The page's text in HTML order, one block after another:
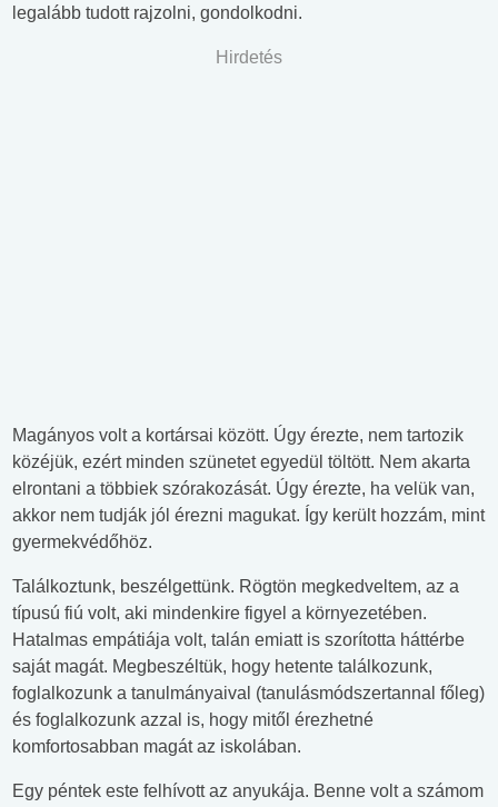
legalább tudott rajzolni, gondolkodni.
Hirdetés
Magányos volt a kortársai között. Úgy érezte, nem tartozik
közéjük, ezért minden szünetet egyedül töltött. Nem akarta
elrontani a többiek szórakozását. Úgy érezte, ha velük van,
akkor nem tudják jól érezni magukat. Így került hozzám, mint
gyermekvédőhöz.
Találkoztunk, beszélgettünk. Rögtön megkedveltem, az a
típusú fiú volt, aki mindenkire figyel a környezetében.
Hatalmas empátiája volt, talán emiatt is szorította háttérbe
saját magát. Megbeszéltük, hogy hetente találkozunk,
foglalkozunk a tanulmányaival (tanulásmódszertannal főleg)
és foglalkozunk azzal is, hogy mitől érezhetné
komfortosabban magát az iskolában.
Egy péntek este felhívott az anyukája. Benne volt a számom